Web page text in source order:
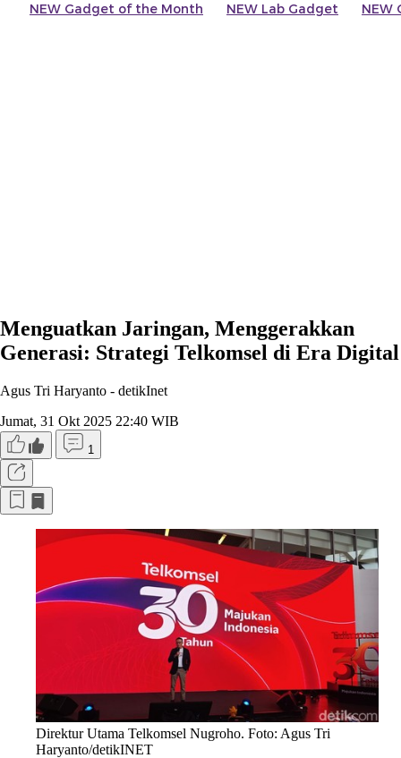
NEW Gadget of the Month NEW Lab Gadget NEW
Menguatkan Jaringan, Menggerakkan
Generasi: Strategi Telkomsel di Era Digital
Agus Tri Haryanto - detikInet
Jumat, 31 Okt 2025 22:40 WIB
1
Direktur Utama Telkomsel Nugroho. Foto: Agus Tri
Haryanto/detikINET